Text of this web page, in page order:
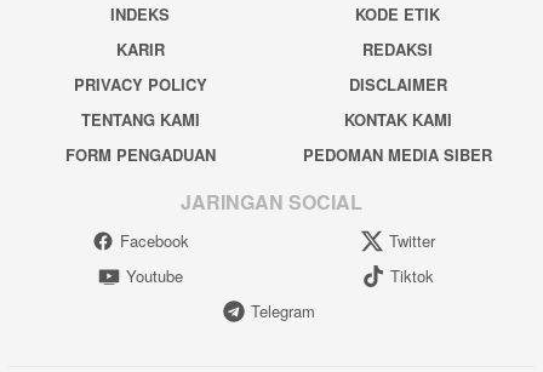
INDEKS
KODE ETIK
KARIR
REDAKSI
PRIVACY POLICY
DISCLAIMER
TENTANG KAMI
KONTAK KAMI
FORM PENGADUAN
PEDOMAN MEDIA SIBER
JARINGAN SOCIAL
Facebook
Twitter
Youtube
Tiktok
Telegram